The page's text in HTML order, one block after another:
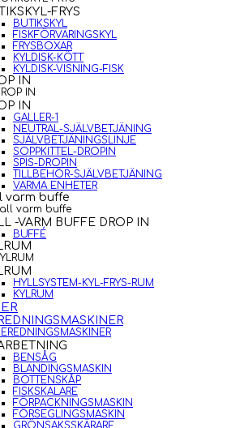
FRYS
BUTIKSKYL
FISKFÖRVARINGSKYL
FRYSBOXAR
KYLDISK-KÖTT
KYLDISK-VISNING-FISK
IN
IN
GALLER-1
NEUTRAL-SJÄLVBETJÄNING
SJÄLVBETJÄNINGSLINJE
SOPPKITTEL-DROPIN
SPIS-DROPIN
TILLBEHÖR-SJÄLVBETJÄNING
VARMA ENHETER
varm buffe
-VARM BUFFE DROP IN
BUFFÉ
HYLLSYSTEM-KYL-FRYS-RUM
KYLRUM
BENSÅG
BLANDINGSMASKIN
BOTTENSKÅP
FISKSKALARE
FÖRPACKNINGSMASKIN
FÖRSEGLINGSMASKIN
GRÖNSAKSSKÄRARE